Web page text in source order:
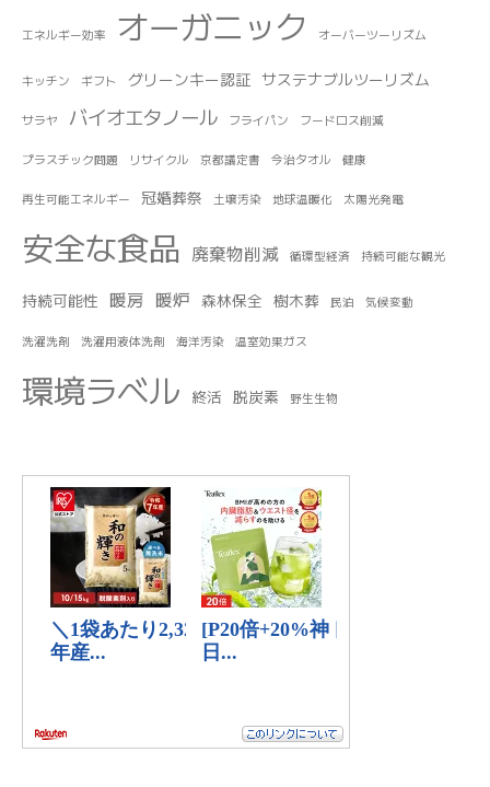
エネルギー効率 オーガニック オーバーツーリズム
キッチン ギフト グリーンキー認証 サステナブルツーリズム
サラヤ バイオエタノール フライパン フードロス削減
プラスチック問題 リサイクル 京都議定書 今治タオル 健康
再生可能エネルギー 冠婚葬祭 土壌汚染 地球温暖化 太陽光発電
安全な食品 廃棄物削減 循環型経済 持続可能な観光
持続可能性 暖房 暖炉 森林保全 樹木葬 民泊 気候変動
洗濯洗剤 洗濯用液体洗剤 海洋汚染 温室効果ガス
環境ラベル 終活 脱炭素 野生生物